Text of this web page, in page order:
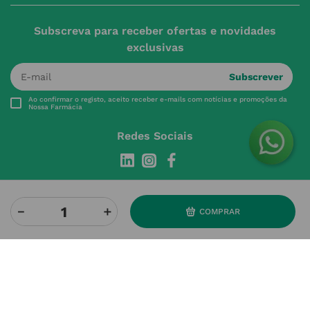
＋
－ COMPRAR
Subscreva para receber ofertas e novidades
exclusivas
Subscrever
Ao confirmar o registo, aceito receber e-mails com notícias e promoções da
Nossa Farmácia
Redes Sociais